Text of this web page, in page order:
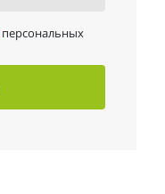
персональных